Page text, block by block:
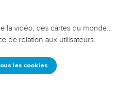
la vidéo, des cartes du monde…
de relation aux utilisateurs.
les cookies